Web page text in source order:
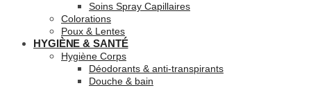
Soins Spray Capillaires
Colorations
Poux & Lentes
HYGIÈNE & SANTÉ
Hygiène Corps
Déodorants & anti-transpirants
Douche & bain